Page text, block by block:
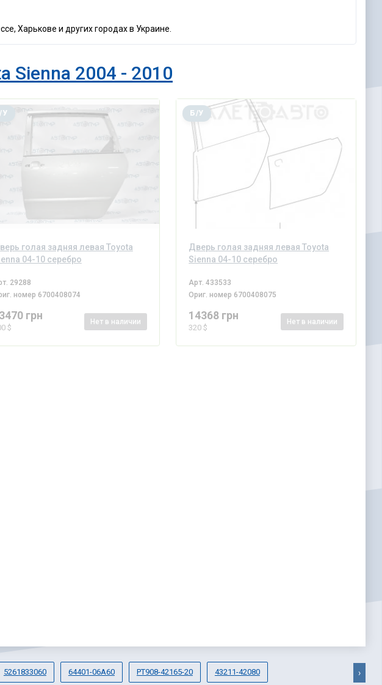
Харькове и других городах в Украине.
Sienna 2004 - 2010
голая задняя левая Toyota
04-10 серебро
У
29288
номер 6700408074
грн
$
Нет в наличии
Дверь голая задняя левая Toyota
Sienna 04-10 серебро
Б/У
Арт.433533
Ориг. номер 6700408075
14368 грн
320 $
Нет в наличии
5261833060 64401-06A60 PT908-42165-20 43211-42080 ›